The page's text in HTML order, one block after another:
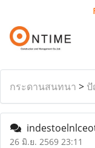
กระดานสนทนา >
26 มิ.ย. 2569 23:11